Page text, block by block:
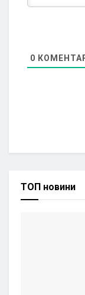
0
ТОП новини